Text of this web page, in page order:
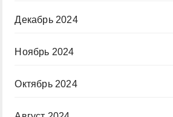
Декабрь 2024
Ноябрь 2024
Октябрь 2024